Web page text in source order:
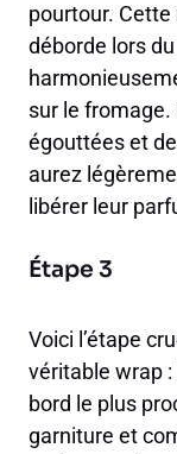
pourtour.
déborde lors
sur le
égouttées et
aurez
libérer leur
Étape 3
Voici l’étape
véritable wrap
bord le plus
garniture et